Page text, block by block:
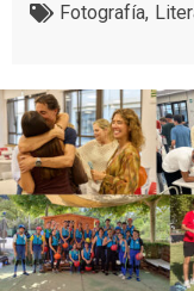
Fotografía,